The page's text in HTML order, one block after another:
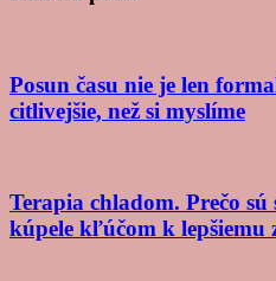
Posun času nie je len
citlivejšie, než si myslíme
Terapia chladom. Prečo
kúpele kľúčom k lepšiemu